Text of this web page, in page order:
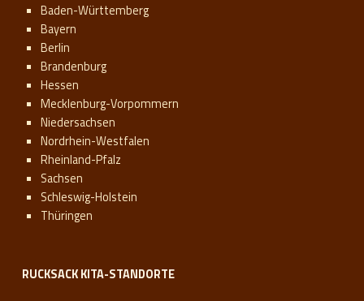
Baden-Württemberg
Bayern
Berlin
Brandenburg
Hessen
Mecklenburg-Vorpommern
Niedersachsen
Nordrhein-Westfalen
Rheinland-Pfalz
Sachsen
Schleswig-Holstein
Thüringen
RUCKSACK KITA-STANDORTE